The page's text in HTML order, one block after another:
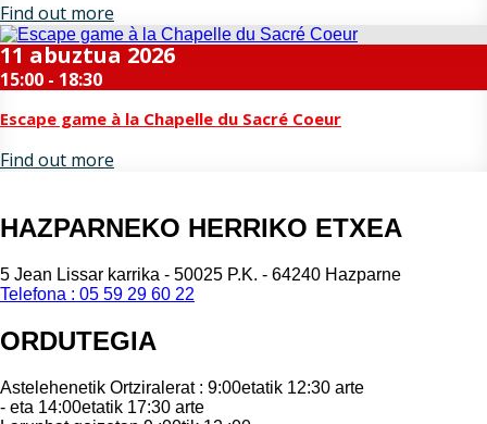
Find out more
11 abuztua 2026
15:00 - 18:30
Escape game à la Chapelle du Sacré Coeur
Find out more
HAZPARNEKO HERRIKO ETXEA
5 Jean Lissar karrika - 50025 P.K. - 64240 Hazparne
Telefona : 05 59 29 60 22
ORDUTEGIA
Astelehenetik Ortziralerat : 9:00etatik 12:30 arte
- eta 14:00etatik 17:30 arte